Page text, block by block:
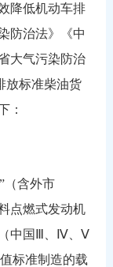
降低机动车排
防治法》《中
大气污染防治
放标准柴油货
：
含外市
点燃式发动机
中国Ⅲ、Ⅳ、Ⅴ
标准制造的载